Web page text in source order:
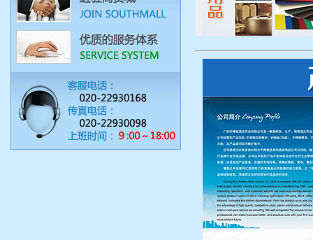
不看一场龙舟赛，这个端午就白过了——看完记得...
【鹏英贸易商行】生活日用品一站式供应
【迪沃斯洗碗机】“解放双手”助力后厨效率跃升...
【利全】厨房百货工厂店
【永联】餐食环保包装 一次性用品
外贸拓局・智链采购・零售破圈・潮创首发｜202...